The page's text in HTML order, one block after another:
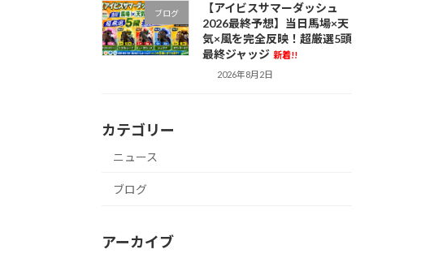
ブログ
【アイビスサマーダッシュ
2026最終予想】当日馬場×天
気×風を完全反映！超厳選5頭
最終ジャッジ 新着!!
2026年8月2日
カテゴリー
ニュース
ブログ
アーカイブ